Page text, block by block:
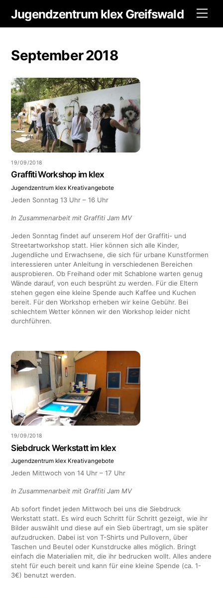
content
Jugendzentrum klex Greifswald
September 2018
19/09/2018
Graffiti Workshop im klex
Jugendzentrum klex Kreativangebote
Jeden Sonntag 13 Uhr – 16 Uhr
In Zusammenarbeit mit Graffiti Jam MV
Jeden Sonntag findet auf unserem Hof der Graffiti- und
Streetartworkshop statt. Hier können sich alle Kinder,
Jugendliche und Erwachsene, die sich für urbane Kunstformen
interessieren unter Anleitung in verschiedenen Bereichen
ausprobieren. Ob Freihand oder mit Schablone warten genug
Wände darauf, von euch besprüht zu werden. Für die Eltern
stehen gegen eine kleine Spende auch Kaffee und Kuchen
bereit. Für den Workshop erheben wir keine Gebühr. Bei
schlechtem Wetter können wir den Workshop leider nicht
durchführen.
19/09/2018
Siebdruck Werkstatt im klex
Jugendzentrum klex Kreativangebote
Jeden Mittwoch von 14 Uhr – 17 Uhr
In Zusammenarbeit mit Graffiti Jam MV
Ab sofort findet jeden Mittwoch bei uns die Siebdruck
Werkstatt statt. Es wird euch Schritt für Schritt gezeigt, wie ihr
Bilder auswählt und diese auf ein Sieb übertragt, um sie später
aufzudrucken. Dabei ist von T-Shirts und Pullovern, über
Taschen und Beutel oder Kunstdrucke alles möglich. Bringt
einfach die Materialien mit, die ihr bedrucken wollt. Alles andere
steht für euch bereit und kann für eine kleine Spende (ca. 1-
3€) benutzt werden.